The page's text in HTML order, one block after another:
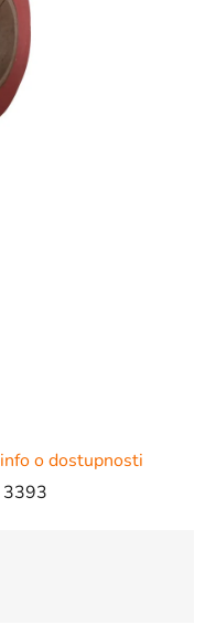
info o dostupnosti
3393